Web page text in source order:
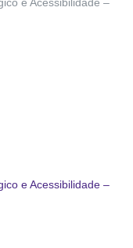
e Acessibilidade –